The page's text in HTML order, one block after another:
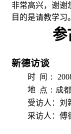
非常高兴，谢谢
目的是请教学习。
参
新德访谈
时 间：
地 点： 成
受访人 ：刘
采访人： 傅